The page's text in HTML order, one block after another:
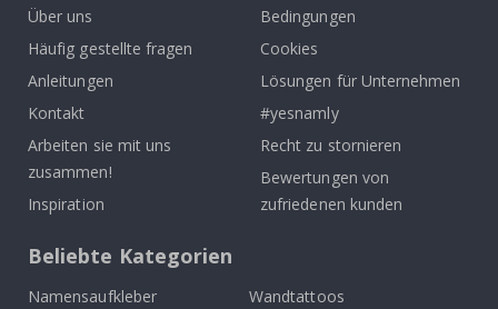
Über uns
Häufig gestellte fragen
Anleitungen
Kontakt
Arbeiten sie mit uns
zusammen!
Inspiration
Bedingungen
Cookies
Lösungen für Unternehmen
#yesnamly
Recht zu stornieren
Bewertungen von
zufriedenen kunden
Beliebte Kategorien
Namensaufkleber
Wandtattoos